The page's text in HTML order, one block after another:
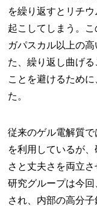
を繰り返すとリチ
起こしてしまう。
ガパスカル以上の
た、繰り返し曲げ
ことを避けるため
た。
従来のゲル電解質
を利用しているが
さと丈夫さを両立
研究グループは今
され、内部の高分